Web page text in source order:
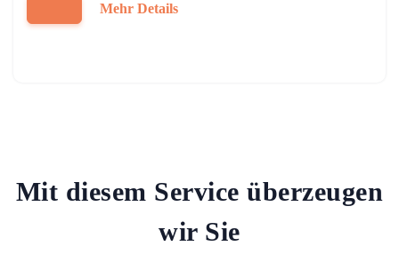
Mehr Details
Mit diesem Service überzeugen
wir Sie